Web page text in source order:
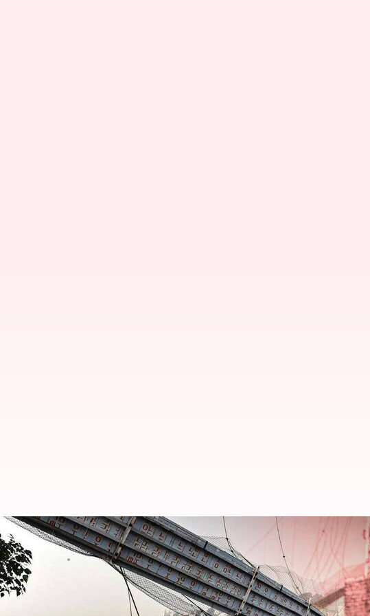
'పాలకవర్గాన్ని ఎందుకు రద్దు చేయకూడదు?'
వ్రాసిన వారు Jan 20, 2023 04:40 pm
ఈ వార్తాకథనం ఏంటి